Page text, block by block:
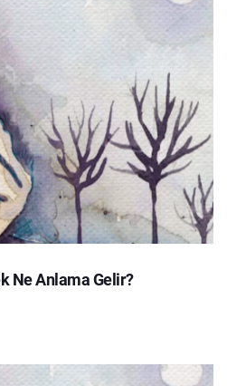
Ne Anlama Gelir?